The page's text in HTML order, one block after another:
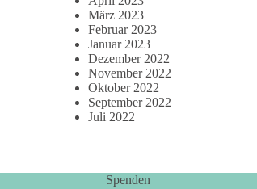
März 2023
Februar 2023
Januar 2023
Dezember 2022
November 2022
Oktober 2022
September 2022
Juli 2022
Spenden